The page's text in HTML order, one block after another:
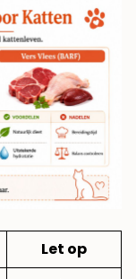
Let op